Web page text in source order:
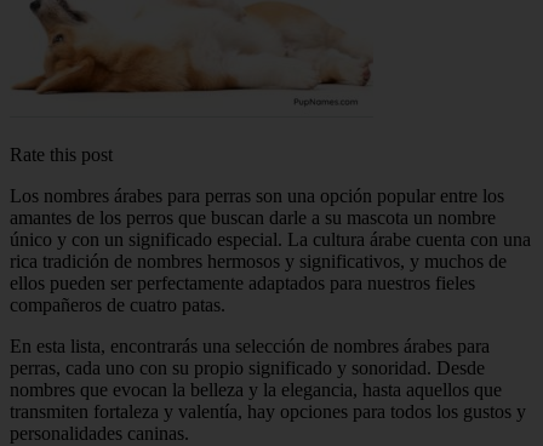
Rate this post
Los nombres árabes para perras son una opción popular entre los
amantes de los perros que buscan darle a su mascota un nombre
único y con un significado especial. La cultura árabe cuenta con una
rica tradición de nombres hermosos y significativos, y muchos de
ellos pueden ser perfectamente adaptados para nuestros fieles
compañeros de cuatro patas.
En esta lista, encontrarás una selección de nombres árabes para
perras, cada uno con su propio significado y sonoridad. Desde
nombres que evocan la belleza y la elegancia, hasta aquellos que
transmiten fortaleza y valentía, hay opciones para todos los gustos y
personalidades caninas.